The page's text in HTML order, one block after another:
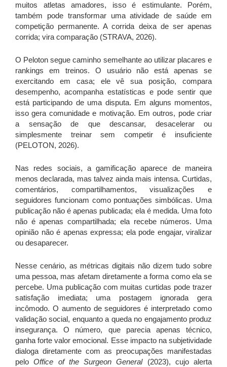
muitos atletas amadores, isso é estimulante. Porém,
também pode transformar uma atividade de saúde em
competição permanente. A corrida deixa de ser apenas
corrida; vira comparação (STRAVA, 2026).
O Peloton segue caminho semelhante ao utilizar placares e
rankings em treinos. O usuário não está apenas se
exercitando em casa; ele vê sua posição, compara
desempenho, acompanha estatísticas e pode sentir que
está participando de uma disputa. Em alguns momentos,
isso gera comunidade e motivação. Em outros, pode criar
a sensação de que descansar, desacelerar ou
simplesmente treinar sem competir é insuficiente
(PELOTON, 2026).
Nas redes sociais, a gamificação aparece de maneira
menos declarada, mas talvez ainda mais intensa. Curtidas,
comentários, compartilhamentos, visualizações e
seguidores funcionam como pontuações simbólicas. Uma
publicação não é apenas publicada; ela é medida. Uma foto
não é apenas compartilhada; ela recebe números. Uma
opinião não é apenas expressa; ela pode engajar, viralizar
ou desaparecer.
Nesse cenário, as métricas digitais não dizem tudo sobre
uma pessoa, mas afetam diretamente a forma como ela se
percebe. Uma publicação com muitas curtidas pode trazer
satisfação imediata; uma postagem ignorada gera
incômodo. O aumento de seguidores é interpretado como
validação social, enquanto a queda no engajamento produz
insegurança. O número, que parecia apenas técnico,
ganha forte valor emocional. Esse impacto na subjetividade
dialoga diretamente com as preocupações manifestadas
peloOffice of the Surgeon General(2023), cujo alerta